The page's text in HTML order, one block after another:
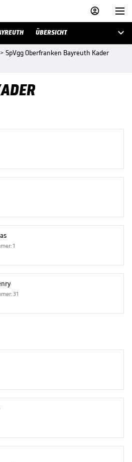


ÜBERSICHT 
> SpVgg Oberfranken Bayreuth Kader
1
31